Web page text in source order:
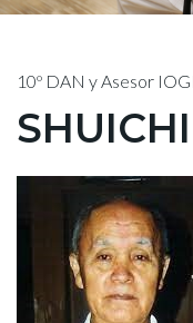
10º DAN y Asesor